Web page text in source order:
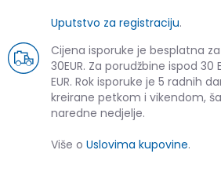
Uputstvo za registraciju.
Cijena isporuke je besplatna
30EUR. Za porudžbine ispod 30
EUR. Rok isporuke je 5 radnih
kreirane petkom i vikendom,
naredne nedjelje.
Više o Uslovima kupovine.